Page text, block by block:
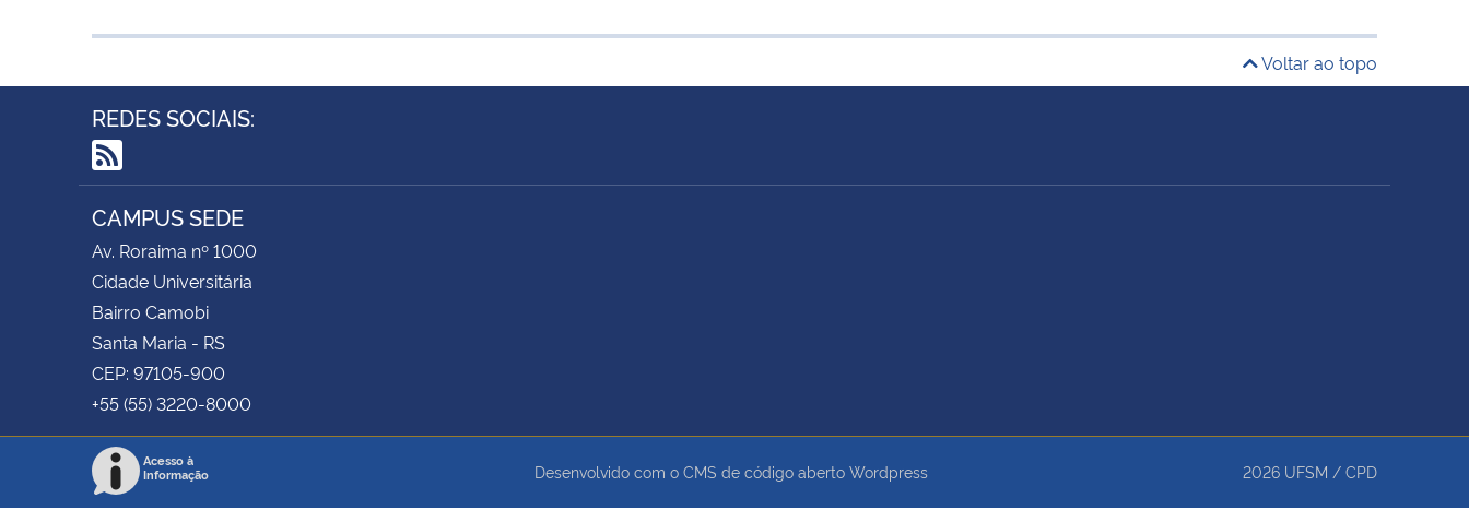
Voltar ao topo
REDES SOCIAIS:
RSS
CAMPUS SEDE
Av. Roraima nº 1000
Cidade Universitária
Bairro Camobi
Santa Maria - RS
CEP: 97105-900
+55 (55) 3220-8000
Acesso à
Informação
Desenvolvido com o CMS de código aberto Wordpress 2026 UFSM / CPD